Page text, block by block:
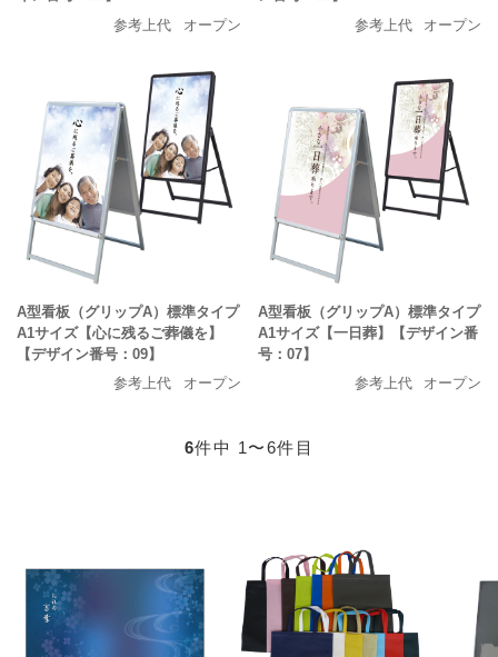
参考上代
オープン
参考上代
オープン
A型看板（グリップA）標準タイプ
A1サイズ【心に残るご葬儀を】
【デザイン番号：09】
参考上代
オープン
A型看板（グリップA）標準タイプ
A1サイズ【一日葬】【デザイン番
号：07】
参考上代
オープン
6件中 1〜6件目